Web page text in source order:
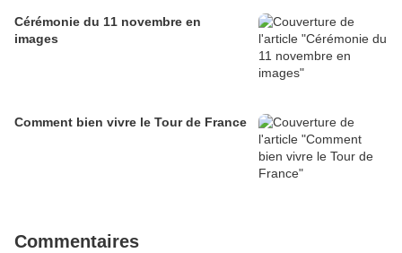
Cérémonie du 11 novembre en
images
Comment bien vivre le Tour de France
Commentaires